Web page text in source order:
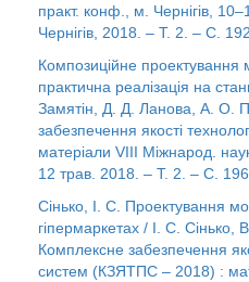
практ. конф., м. Чернігів,
Чернігів, 2018. – Т. 2. – С.
Композиційне проектування
практична реалізація на
Замятін, Д. Д. Ланова, А. О.
забезпечення якості
матеріали VІІІ Міжнарод.
12 трав. 2018. – Т. 2. – С.
Сінько, І. С. Проектування
гіпермаркетах / І. С.
Комплексне забезпечення
систем (КЗЯТПС – 2018) :